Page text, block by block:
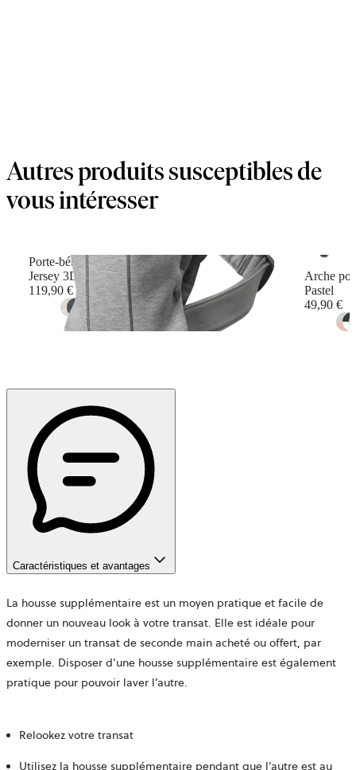
Autres produits susceptibles de
vous intéresser
Porte-bébé Mini
Jersey 3D, Gris clair
119,90 €
+10
Arche
Pastel
49,90 €
Caractéristiques et avantages
La housse supplémentaire est un moyen pratique et facile de
donner un nouveau look à votre transat. Elle est idéale pour
moderniser un transat de seconde main acheté ou offert, par
exemple. Disposer d’une housse supplémentaire est également
pratique pour pouvoir laver l’autre.
Relookez votre transat
Utilisez la housse supplémentaire pendant que l’autre est au